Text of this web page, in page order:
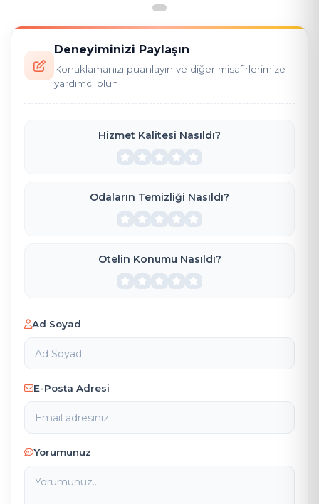
sayesinde rahatlıkla yüzdüler
geniş bahçe sayesinde güzel
Deneyiminizi Paylaşın
Konaklamanızı puanlayın ve diğer misafirlerimize
yardımcı olun
Hizmet Kalitesi Nasıldı?
Odaların Temizliği Nasıldı?
Otelin Konumu Nasıldı?
Ad Soyad
E-Posta Adresi
Yorumunuz